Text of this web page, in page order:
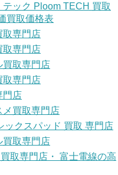
ック Ploom TECH 買取
買取価格表
取専門店
取専門店
買取専門店
取専門店
門店
メ買取専門店
ックスパッド 買取 専門店
買取専門店
取専門店・ 富士電線の高